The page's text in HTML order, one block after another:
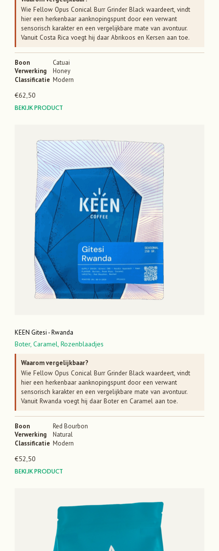
Wie Fellow Opus Conical Burr Grinder Black waardeert, vindt
hier een herkenbaar aanknopingspunt door een verwant
sensorisch karakter en een vergelijkbare mate van avontuur.
Vanuit Costa Rica voegt hij daar Abrikoos en Kersen aan toe.
Boon
Catuai
Verwerking
Honey
Classificatie Modern
€62,50
BEKIJK PRODUCT
KEEN Gitesi - Rwanda
Boter, Caramel, Rozenblaadjes
Waarom vergelijkbaar?
Wie Fellow Opus Conical Burr Grinder Black waardeert, vindt
hier een herkenbaar aanknopingspunt door een verwant
sensorisch karakter en een vergelijkbare mate van avontuur.
Vanuit Rwanda voegt hij daar Boter en Caramel aan toe.
Boon
Red Bourbon
Verwerking
Natural
Classificatie Modern
€52,50
BEKIJK PRODUCT